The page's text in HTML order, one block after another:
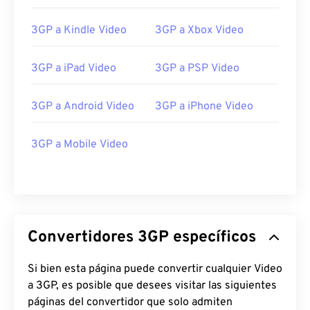
https://www.3gpp.org/
3GP a Kindle Video 3GP a Xbox Video
3GP a iPad Video 3GP a PSP Video
3GP a Android Video 3GP a iPhone Video
3GP a Mobile Video
Convertidores 3GP específicos
Si bien esta página puede convertir cualquier Video
a 3GP, es posible que desees visitar las siguientes
páginas del convertidor que solo admiten